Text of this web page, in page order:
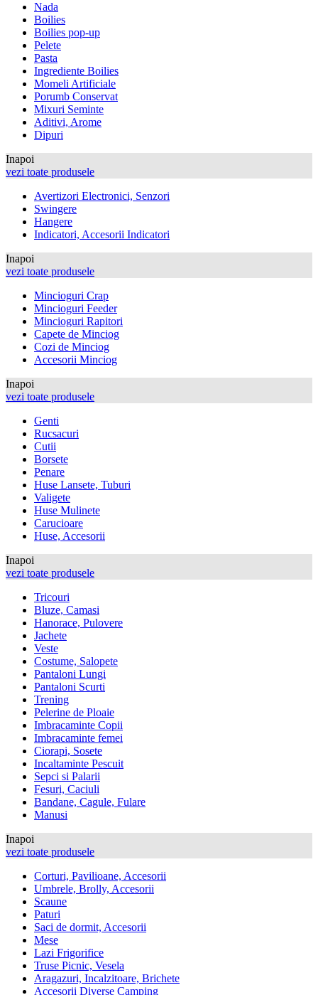
Nada
Boilies
Boilies pop-up
Pelete
Pasta
Ingrediente Boilies
Momeli Artificiale
Porumb Conservat
Mixuri Seminte
Aditivi, Arome
Dipuri
Inapoi
vezi toate produsele
Avertizori Electronici, Senzori
Swingere
Hangere
Indicatori, Accesorii Indicatori
Inapoi
vezi toate produsele
Mincioguri Crap
Mincioguri Feeder
Mincioguri Rapitori
Capete de Minciog
Cozi de Minciog
Accesorii Minciog
Inapoi
vezi toate produsele
Genti
Rucsacuri
Cutii
Borsete
Penare
Huse Lansete, Tuburi
Valigete
Huse Mulinete
Carucioare
Huse, Accesorii
Inapoi
vezi toate produsele
Tricouri
Bluze, Camasi
Hanorace, Pulovere
Jachete
Veste
Costume, Salopete
Pantaloni Lungi
Pantaloni Scurti
Trening
Pelerine de Ploaie
Imbracaminte Copii
Imbracaminte femei
Ciorapi, Sosete
Incaltaminte Pescuit
Sepci si Palarii
Fesuri, Caciuli
Bandane, Cagule, Fulare
Manusi
Inapoi
vezi toate produsele
Corturi, Pavilioane, Accesorii
Umbrele, Brolly, Accesorii
Scaune
Paturi
Saci de dormit, Accesorii
Mese
Lazi Frigorifice
Truse Picnic, Vesela
Aragazuri, Incalzitoare, Brichete
Accesorii Diverse Camping